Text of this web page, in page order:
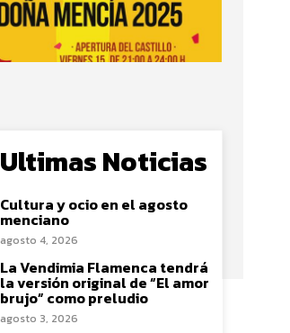
Ultimas Noticias
Cultura y ocio en el agosto
menciano
agosto 4, 2026
La Vendimia Flamenca tendrá
la versión original de “El amor
brujo” como preludio
agosto 3, 2026